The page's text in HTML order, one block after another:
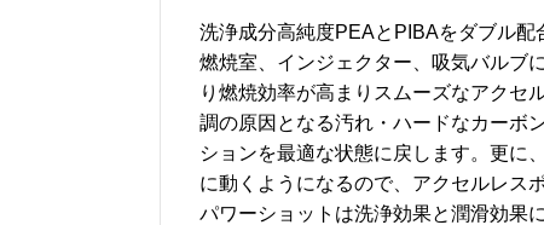
洗浄成分高純度PEAとPIBAをダブル配
燃焼室、インジェクター、吸気バルブ
り燃焼効率が高まりスムーズなアクセ
調の原因となる汚れ・ハードなカーボ
ションを最適な状態に戻します。更に
に動くようになるので、アクセルレス
パワーショットは洗浄効果と潤滑効果